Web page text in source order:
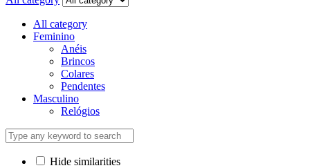
All category
Feminino
Anéis
Brincos
Colares
Pendentes
Masculino
Relógios
Hide similarities